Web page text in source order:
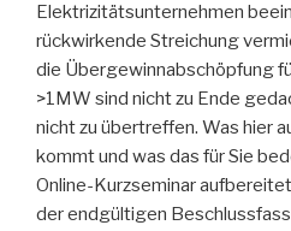
Elektrizitätsunternehmen
rückwirkende Streichung
die Übergewinnabschöpfung
>1MW sind nicht zu Ende
nicht zu übertreffen. Was hier
kommt und was das für Sie
Online-Kurzseminar
der endgültigen